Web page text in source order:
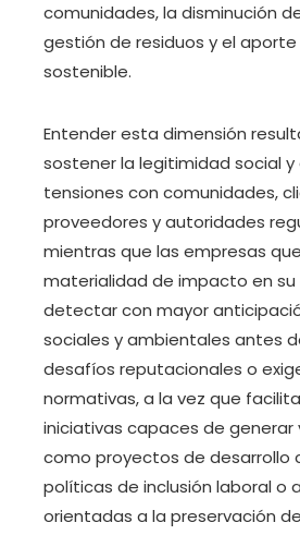
comunidades, la disminución
gestión de residuos y el aporte
sostenible.
Entender esta dimensión
sostener la legitimidad social
tensiones con comunidades,
proveedores y autoridades
mientras que las empresas
materialidad de impacto en
detectar con mayor
sociales y ambientales antes
desafíos reputacionales o
normativas, a la vez que
iniciativas capaces de
como proyectos de desarrollo
políticas de inclusión laboral o
orientadas a la preservación